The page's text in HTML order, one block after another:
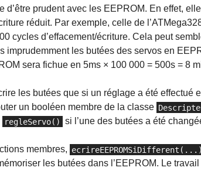
d’être prudent avec les EEPROM. En effet,
réduit. Par exemple, celle de
cycles d’effacement/écriture. Cela peut
imprudemment les butées des servos en
sera fichue en 5ms × 100 000 = 500s = 8
les butées que si un réglage a été effectué
un booléen membre de la classe
regleServo() si l’une des butées a été
membres, ecrireEEPROMSiDifferent(...)
les butées dans l’EEPROM. Le travail